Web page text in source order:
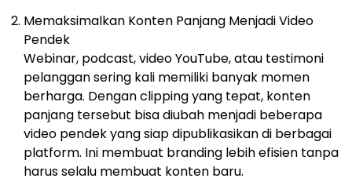
Memaksimalkan Konten Panjang Menjadi Video
Pendek
Webinar, podcast, video YouTube, atau testimoni
pelanggan sering kali memiliki banyak momen
berharga. Dengan clipping yang tepat, konten
panjang tersebut bisa diubah menjadi beberapa
video pendek yang siap dipublikasikan di berbagai
platform. Ini membuat branding lebih efisien tanpa
harus selalu membuat konten baru.